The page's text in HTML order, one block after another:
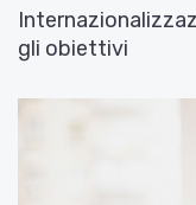
gli obiettivi